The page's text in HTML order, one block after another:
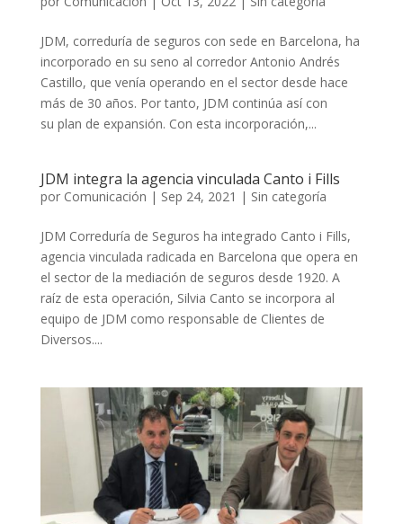
JDM, correduría de seguros con sede en Barcelona, ha
incorporado en su seno al corredor Antonio Andrés
Castillo, que venía operando en el sector desde hace
más de 30 años. Por tanto, JDM continúa así con
su plan de expansión. Con esta incorporación,...
JDM integra la agencia vinculada Canto i Fills
por Comunicación | Sep 24, 2021 | Sin categoría
JDM Correduría de Seguros ha integrado Canto i Fills,
agencia vinculada radicada en Barcelona que opera en
el sector de la mediación de seguros desde 1920. A
raíz de esta operación, Silvia Canto se incorpora al
equipo de JDM como responsable de Clientes de
Diversos....